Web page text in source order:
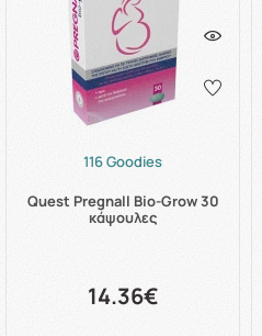
116 Goodies
Quest Pregnall Bio-Grow 30
κάψουλες
14.36€